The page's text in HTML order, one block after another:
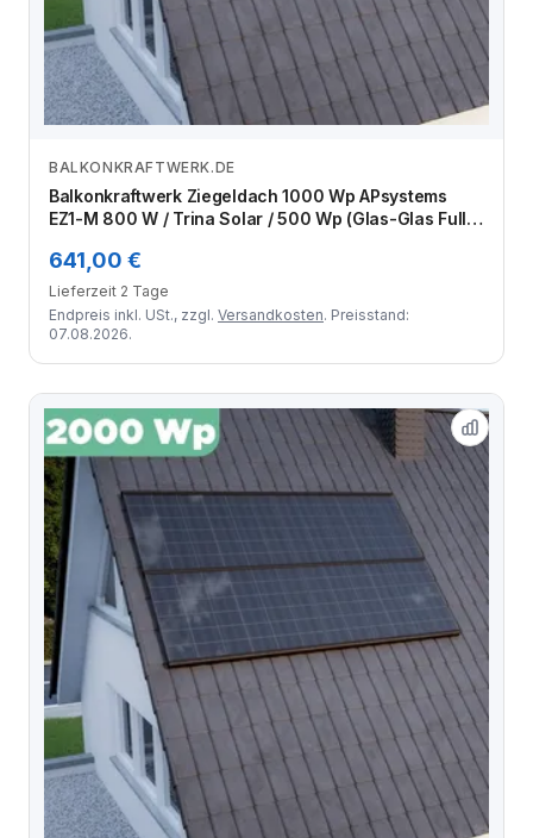
Zum Angebot
BALKONKRAFTWERK.DE
Balkonkraftwerk Ziegeldach 1000 Wp APsystems
EZ1-M 800 W / Trina Solar / 500 Wp (Glas-Glas Full
Module
641,00 €
Lieferzeit 2 Tage
Endpreis inkl. USt., zzgl. Versandkosten. Preisstand:
07.08.2026.